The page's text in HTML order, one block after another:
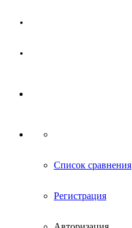
Список сравнения
Регистрация